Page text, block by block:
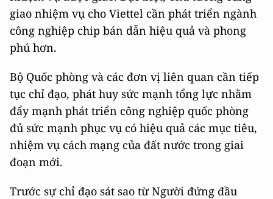
giao nhiệm vụ cho Viettel cần phát triển ngành
công nghiệp chip bán dẫn hiệu quả và phong
phú hơn.
Bộ Quốc phòng và các đơn vị liên quan cần tiếp
tục chỉ đạo, phát huy sức mạnh tổng lực nhằm
đẩy mạnh phát triển công nghiệp quốc phòng
đủ sức mạnh phục vụ có hiệu quả các mục tiêu,
nhiệm vụ cách mạng của đất nước trong giai
đoạn mới.
Trước sự chỉ đạo sát sao từ Người đứng đầu